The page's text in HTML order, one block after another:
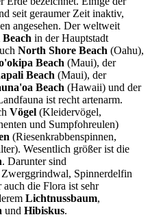
seit geraumer Zeit inaktiv,
angesehen. Der weltweit
in der Hauptstadt
North Shore Beach (Oahu),
Beach (Maui), der
Beach (Maui), der
Beach (Hawaii) und der
ist recht artenarm.
Vögel (Kleidervögel,
und Sumpfohreulen)
(Riesenkrabbenspinnen,
Wesentlich größer ist die
. Darunter sind
Spinnerdelfin
auch die Flora ist sehr
Lichtnussbaum,
und Hibiskus.